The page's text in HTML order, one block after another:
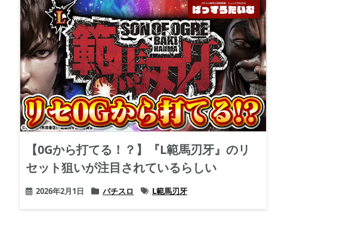
【0Gから打てる！？】『L範馬刃牙』のリ
セット狙いが注目されているらしい
2026年2月1日 パチスロ L範馬刃牙